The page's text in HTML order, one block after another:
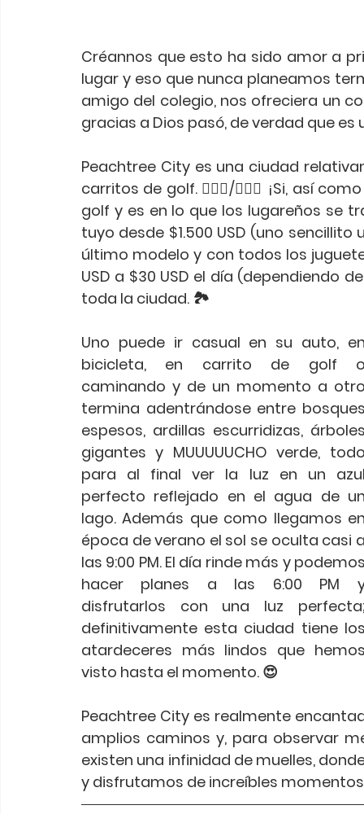
Créannos que esto ha sido amor a
lugar y eso que nunca planeamos
amigo del colegio, nos ofreciera un
gracias a Dios pasó, de verdad que es
Peachtree City es una ciudad
carritos de golf. 🏌🏻‍♂️/🏌🏻‍♀️ ¡Si, así
golf y es en lo que los lugareños se
tuyo desde $1.500 USD (uno
último modelo y con todos los
USD a $30 USD el día (dependiendo
toda la ciudad. 🏞
Uno puede ir casual en su auto,
bicicleta, en carrito de golf
caminando y de un momento a
termina adentrándose entre
espesos, ardillas escurridizas,
gigantes y MUUUUUCHO verde,
para al final ver la luz en un
perfecto reflejado en el agua de
lago. Además que como llegamos
época de verano el sol se oculta casi
las 9:00 PM. El día rinde más y
hacer planes a las 6:00 PM
disfrutarlos con una luz
definitivamente esta ciudad tiene
atardeceres más lindos que
visto hasta el momento. 😍
Peachtree City es realmente
amplios caminos y, para observar
existen una infinidad de muelles,
y disfrutamos de increíbles